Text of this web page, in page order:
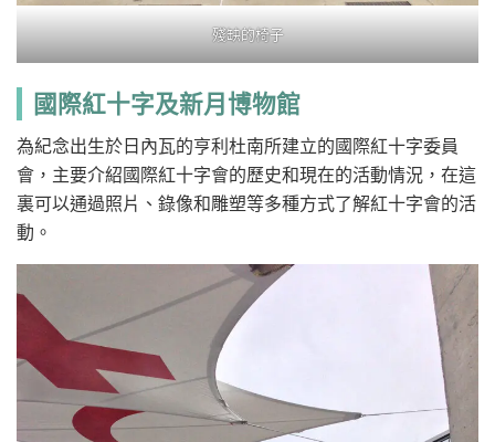
殘缺的椅子
國際紅十字及新月博物館
為紀念出生於日內瓦的亨利杜南所建立的國際紅十字委員
會，主要介紹國際紅十字會的歷史和現在的活動情況，在這
裏可以通過照片、錄像和雕塑等多種方式了解紅十字會的活
動。